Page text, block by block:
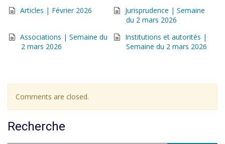
Articles | Février 2026
Jurisprudence | Semaine
du 2 mars 2026
Associations | Semaine du
2 mars 2026
Institutions et autorités |
Semaine du 2 mars 2026
Comments are closed.
Recherche